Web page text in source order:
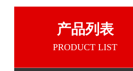
产品列表
PRODUCT LIST